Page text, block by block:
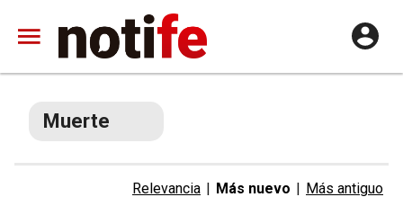
Muerte
Relevancia | Más nuevo | Más antiguo